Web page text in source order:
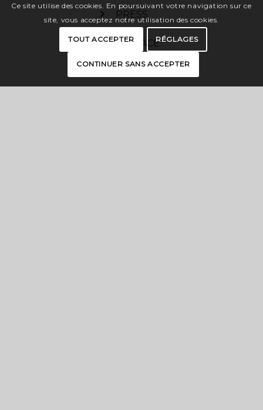
PRESS
PRO SPACE
Ce site utilise des cookies. En poursuivant votre navigation sur ce
site, vous acceptez notre utilisation des cookies.
TOUT ACCEPTER RÉGLAGES
CONTINUER SANS ACCEPTER